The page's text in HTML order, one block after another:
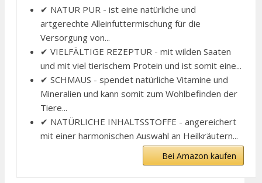
✔ NATUR PUR - ist eine natürliche und
artgerechte Alleinfuttermischung für die
Versorgung von...
✔ VIELFÄLTIGE REZEPTUR - mit wilden Saaten
und mit viel tierischem Protein und ist somit eine...
✔ SCHMAUS - spendet natürliche Vitamine und
Mineralien und kann somit zum Wohlbefinden der
Tiere...
✔ NATÜRLICHE INHALTSSTOFFE - angereichert
mit einer harmonischen Auswahl an Heilkräutern...
Bei Amazon kaufen